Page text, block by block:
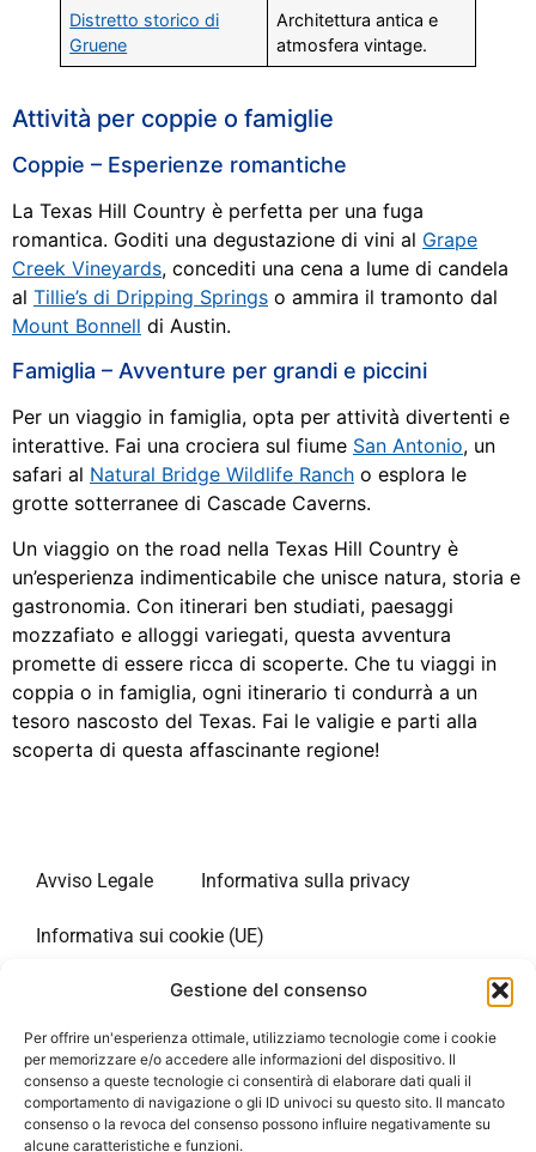
Gestione del consenso
Per offrire un'esperienza ottimale, utilizziamo tecnologie come i cookie
per memorizzare e/o accedere alle informazioni del dispositivo. Il
consenso a queste tecnologie ci consentirà di elaborare dati quali il
comportamento di navigazione o gli ID univoci su questo sito. Il mancato
consenso o la revoca del consenso possono influire negativamente su
alcune caratteristiche e funzioni.
Distretto storico di
Gruene
Architettura antica e
atmosfera vintage.
Attività per coppie o famiglie
Coppie – Esperienze romantiche
La Texas Hill Country è perfetta per una fuga
romantica. Goditi una degustazione di vini al Grape
Creek Vineyards, concediti una cena a lume di candela
al Tillie’s di Dripping Springs o ammira il tramonto dal
Mount Bonnell di Austin.
Famiglia – Avventure per grandi e piccini
Per un viaggio in famiglia, opta per attività divertenti e
interattive. Fai una crociera sul fiume San Antonio, un
safari al Natural Bridge Wildlife Ranch o esplora le
grotte sotterranee di Cascade Caverns.
Un viaggio on the road nella Texas Hill Country è
un’esperienza indimenticabile che unisce natura, storia e
gastronomia. Con itinerari ben studiati, paesaggi
mozzafiato e alloggi variegati, questa avventura
promette di essere ricca di scoperte. Che tu viaggi in
coppia o in famiglia, ogni itinerario ti condurrà a un
tesoro nascosto del Texas. Fai le valigie e parti alla
scoperta di questa affascinante regione!
Avviso Legale Informativa sulla privacy
Informativa sui cookie (UE)
Sito web informativo sui lunghi soggiorni negli Stati
Uniti. Il nostro sito è in diverse lingue. Siamo un portale
di informazione indipendente da qualsiasi
amministrazione. L’unico scopo del nostro sito è quello
di fornire informazioni ai viaggiatori che si recano negli
Stati Uniti. Non offriamo servizi a pagamento e non